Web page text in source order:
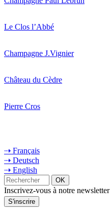
Le Clos l’Abbé
Champagne J.Vignier
Château du Cèdre
Pierre Cros
⇢ Français
⇢ Deutsch
⇢ English
Inscrivez-vous à notre newsletter